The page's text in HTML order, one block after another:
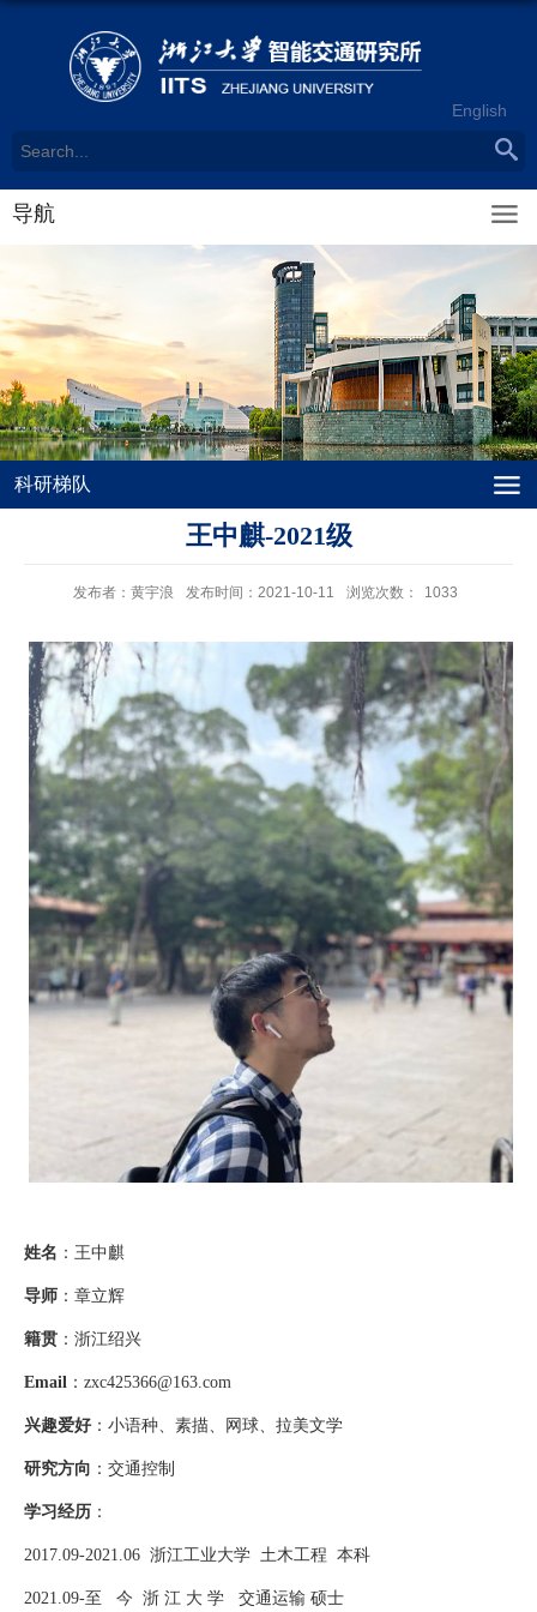
English
导航
科研梯队
王中麒-2021级
发布者：黄宇浪 发布时间：2021-10-11 浏览次数： 1033
姓名 ：王中麒
导师 ：章立辉
籍贯 ：浙江绍兴
Email ： zxc425366@163.com
兴趣爱好 ：小语种、素描、网球、拉美文学
研究方向 ：交通控制
学习经历 ：
2017.09-2021.06 浙江工业大学 土木工程 本科
2021.09-至 今 浙 江 大 学 交通运输 硕士